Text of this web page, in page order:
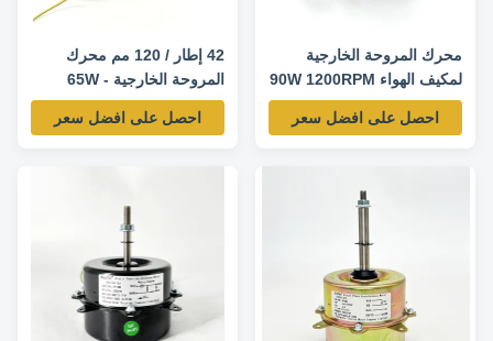
محرك المروحة الخارجية
لمكيف الهواء 90W 1200RPM
220V 50Hz
احصل على افضل سعر
42 إطار / 120 مم محرك
المروحة الخارجية - 65W
900RPM 208-230V
50/60HZ
احصل على افضل سعر